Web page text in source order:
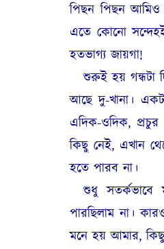
পিছন পিছন আমিও
এতে কোনো
হতভাগ্য জায়গা!
শুরুই হয় গন্ধটা
আছে দু-খানা।
এদিক-ওদিক,
কিছু নেই, এখান
হতে পারব না‌।
শুধু সতর্কভাবে
পারছিলাম না।
মনে হয় আমার,